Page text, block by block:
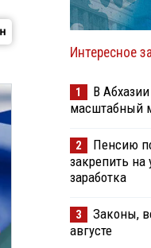
Интересное
1
В
масштабный
2
Пенсию
закрепить на
заработка
3
Законы,
августе